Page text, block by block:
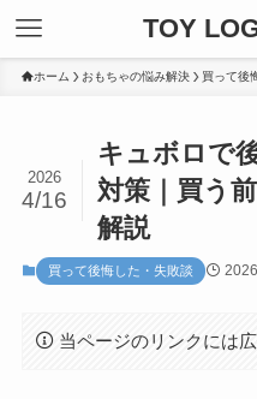
TOY
ホーム おもちゃの悩み解決 買って後
キュボロで
対策｜買う
解説
2026
4/16
買って後悔した・失敗談
当ページのリンクには